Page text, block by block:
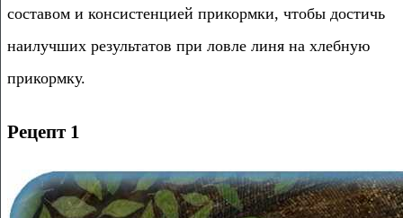
составом и консистенцией прикормки, чтобы достичь
наилучших результатов при ловле линя на хлебную
прикормку.
Рецепт 1